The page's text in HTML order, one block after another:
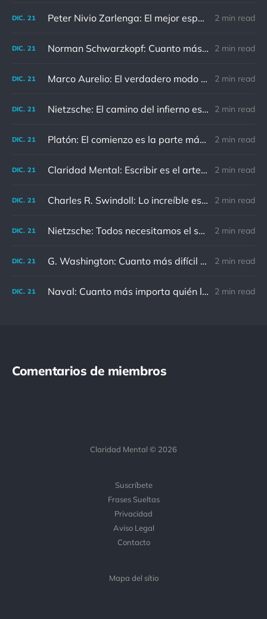
DIC. 21 Peter Nivio Zarlenga: El mejor espejo es un viejo amigo. 2 min read
DIC. 21 Norman Schwarzkopf: Cuanto más sudes por la paz, menos sangras por la guerra. 2 min read
DIC. 21 Marco Aurelio: El verdadero modo de vengarse de un enemigo es no parecérsele. 2 min read
DIC. 21 Nietzsche: El camino del infierno está asfaltado de buenas intenciones. 2 min read
DIC. 21 Platón: El comienzo es la parte más importante del trabajo 2 min read
DIC. 21 Claridad Mental: Escribir es el arte de calmar y despejar la mente. 2 min read
DIC. 21 Charles R. Swindoll: Lo increíble es que cada día podemos elegir la actitud que adoptaremos. 2 min read
DIC. 21 Nietzsche: Todos necesitamos el sentido de culpa, pero nadie necesita sentirse culpable. 2 min read
DIC. 21 G. Washington: Cuanto más difícil es el conflicto, mayor es el triunfo. 2 min read
DIC. 21 Naval: Cuanto más importa quién lo ha dicho, menos importa en realidad 2 min read
Comentarios de miembros
Claridad Mental © 2026
Suscríbete
Frases Sueltas
Privacidad
Aviso Legal
Contacto
Mapa del sítio